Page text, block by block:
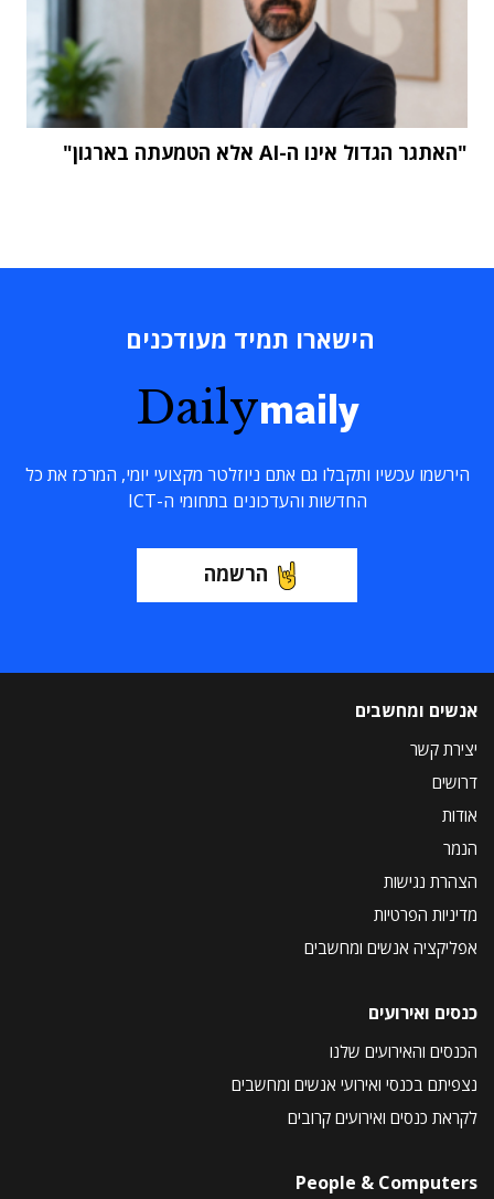
"האתגר הגדול אינו ה-AI אלא הטמעתה בארגון"
הישארו תמיד מעודכנים
Dailymaily
הירשמו עכשיו ותקבלו גם אתם ניוזלטר מקצועי יומי, המרכז את כל
החדשות והעדכונים בתחומי ה-ICT
הרשמה
אנשים ומחשבים
יצירת קשר
דרושים
אודות
הנמר
הצהרת נגישות
מדיניות הפרטיות
אפליקציה אנשים ומחשבים
כנסים ואירועים
הכנסים והאירועים שלנו
נצפיתם בכנסי ואירועי אנשים ומחשבים
לקראת כנסים ואירועים קרובים
People & Computers